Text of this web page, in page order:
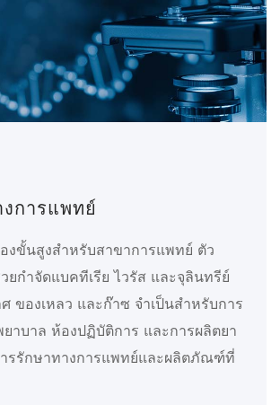
การแพทย์
งขั้นสูงสำหรับสาขาการแพทย์ ตัว
ยกำจัดแบคทีเรีย ไวรัส และจุลินทรีย์
ของเหลว และก๊าซ จำเป็นสำหรับการ
าบาล ห้องปฏิบัติการ และการผลิตยา
รรักษาทางการแพทย์และผลิตภัณฑ์ที่